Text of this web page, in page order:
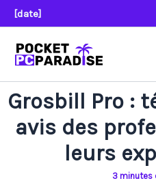
Aller
au
contenu
[date]
Grosbill Pro :
avis des
leurs
3 minutes